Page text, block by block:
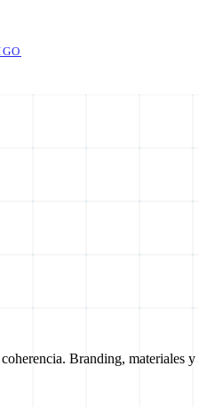
Branding, materiales y